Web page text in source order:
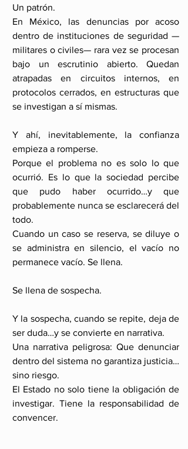
Un patrón.
En México, las denuncias por acoso
dentro de instituciones de seguridad —
militares o civiles— rara vez se procesan
bajo un escrutinio abierto. Quedan
atrapadas en circuitos internos, en
protocolos cerrados, en estructuras que
se investigan a sí mismas.
Y ahí, inevitablemente, la confianza
empieza a romperse.
Porque el problema no es solo lo que
ocurrió. Es lo que la sociedad percibe
que pudo haber ocurrido…y que
probablemente nunca se esclarecerá del
todo.
Cuando un caso se reserva, se diluye o
se administra en silencio, el vacío no
permanece vacío. Se llena.
Se llena de sospecha.
Y la sospecha, cuando se repite, deja de
ser duda…y se convierte en narrativa.
Una narrativa peligrosa: Que denunciar
dentro del sistema no garantiza justicia…
sino riesgo.
El Estado no solo tiene la obligación de
investigar. Tiene la responsabilidad de
convencer.